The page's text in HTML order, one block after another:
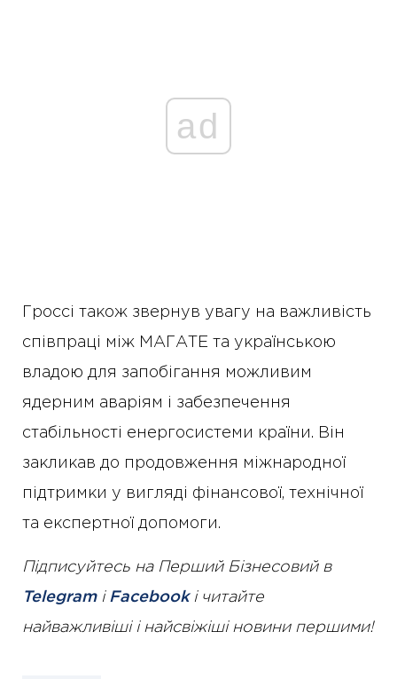
ad
Гроссі також звернув увагу на важливість
співпраці між МАГАТЕ та українською
владою для запобігання можливим
ядерним аваріям і забезпечення
стабільності енергосистеми країни. Він
закликав до продовження міжнародної
підтримки у вигляді фінансової, технічної
та експертної допомоги.
Підписуйтесь на Перший Бізнесовий в
Telegramі Facebookі читайте
найважливіші і найсвіжіші новини першими!